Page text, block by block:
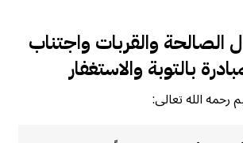
الصالحة والقربات واجتناب
بالتوبة والاستغفار
رحمه الله تعالى: